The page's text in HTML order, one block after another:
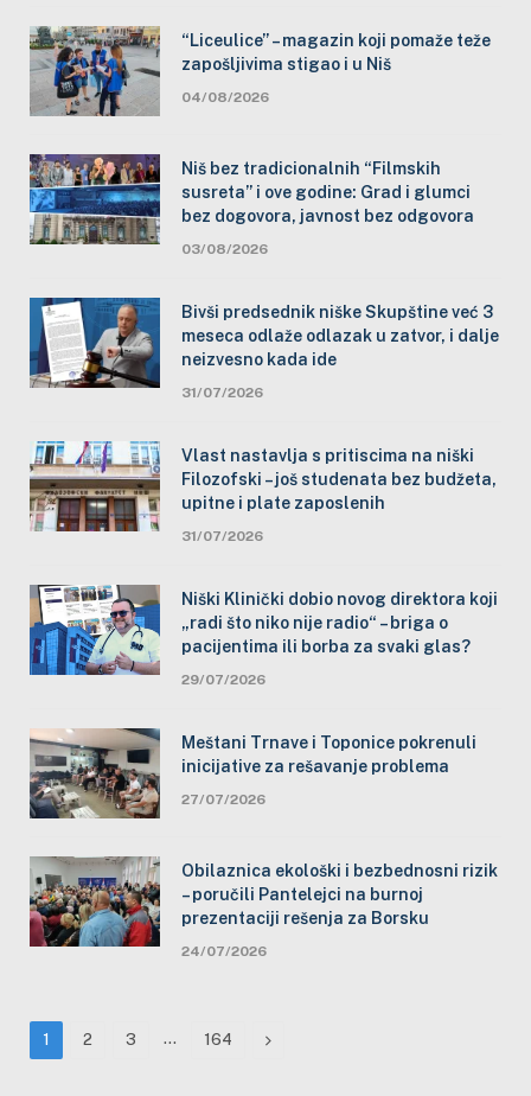
“Liceulice” – magazin koji pomaže teže
zapošljivima stigao i u Niš
04/08/2026
Niš bez tradicionalnih “Filmskih
susreta” i ove godine: Grad i glumci
bez dogovora, javnost bez odgovora
03/08/2026
Bivši predsednik niške Skupštine već 3
meseca odlaže odlazak u zatvor, i dalje
neizvesno kada ide
31/07/2026
Vlast nastavlja s pritiscima na niški
Filozofski – još studenata bez budžeta,
upitne i plate zaposlenih
31/07/2026
Niški Klinički dobio novog direktora koji
„radi što niko nije radio“ – briga o
pacijentima ili borba za svaki glas?
29/07/2026
Meštani Trnave i Toponice pokrenuli
inicijative za rešavanje problema
27/07/2026
Obilaznica ekološki i bezbednosni rizik
– poručili Pantelejci na burnoj
prezentaciji rešenja za Borsku
24/07/2026
1 2 3 … 164 Next